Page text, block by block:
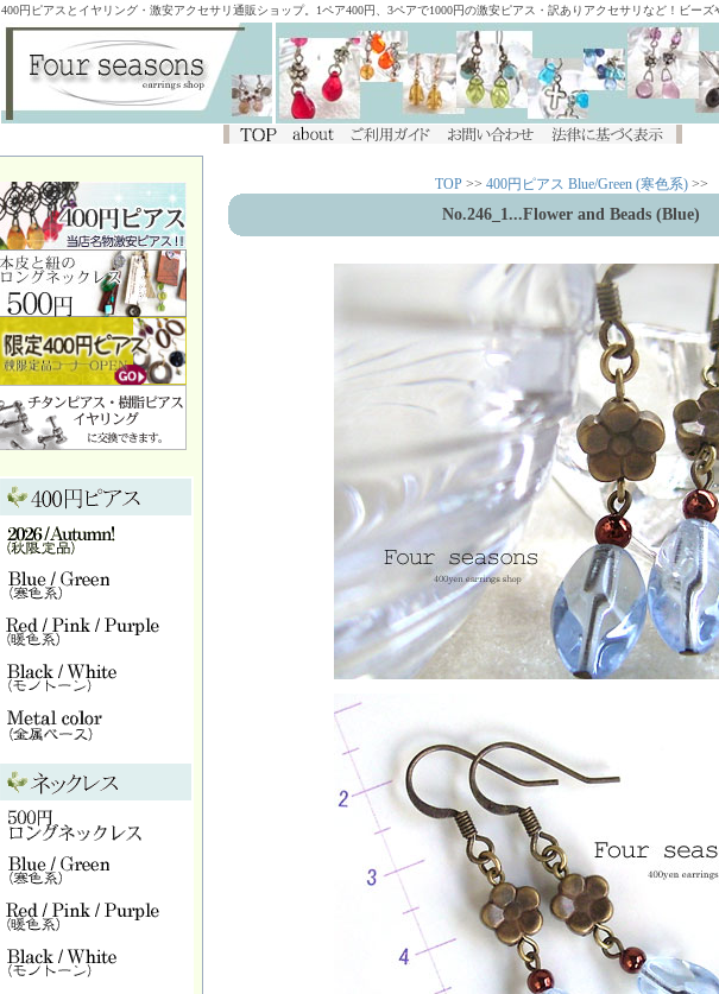
400円ピアスとイヤリング・激安アクセサリ通販ショップ。1ペア400円、3ペアで1000円の激安ピアス・訳ありアクセサリなど！ビー
TOP >> 400円ピアス Blue/Green (寒色系) >>
No.246_1...Flower and Beads (Blue)